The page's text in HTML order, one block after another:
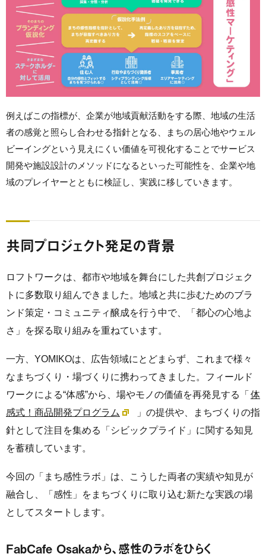
例えばこの指標が、企業が地域貢献活動をする際、地域の生活
者の感覚と照らし合わせる指針となる、まちの居心地やウェル
ビーイングという見えにくい価値を可視化することでサービス
開発や施設設計のメソッドになるといった可能性を、企業や地
域のプレイヤーとともに検証し、実践に移していきます。
共同プロジェクト発足の背景
ロフトワークは、都市や地域を舞台にした共創プロジェク
トに多数取り組んできました。地域と共に歩むためのブラ
ンド策定・コミュニティ醸成を行う中で、「都心の心地よ
さ」を探る取り組みを重ねています。
一方、YOMIKOは、広告領域にとどまらず、これまで様々
なまちづくり・場づくりに携わってきました。フィールド
ワークによる“体感”から、場やモノの価値を再発見する「 体
感式！商品開発プログラム
」の提供や、まちづくりの指
針として注目を集める「シビックプライド」に関する知見
を蓄積しています。
今回の「まち感性ラボ」は、こうした両者の実績や知見が
融合し、「感性」をまちづくりに取り込む新たな実践の場
としてスタートします。
FabCafe Osakaから、感性のラボをひらく